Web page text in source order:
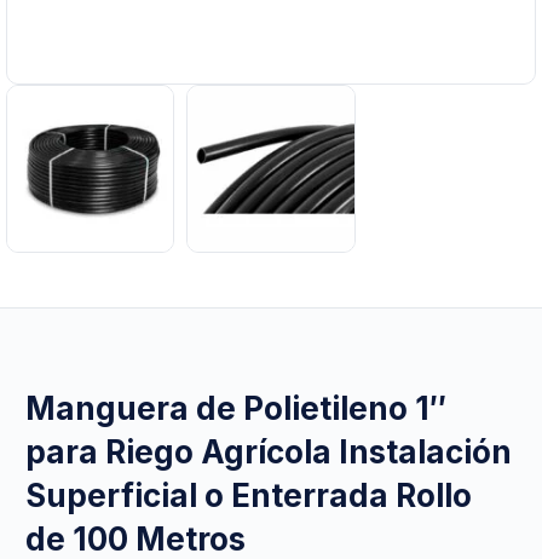
Manguera de Polietileno 1″
para Riego Agrícola Instalación
Superficial o Enterrada Rollo
de 100 Metros